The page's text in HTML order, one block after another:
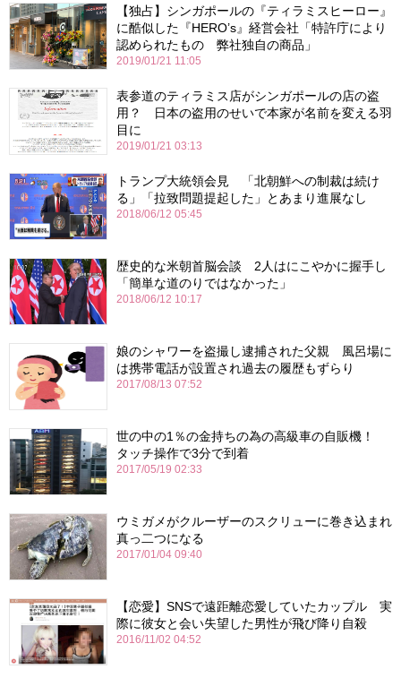
【独占】シンガポールの『ティラミスヒーロー』
に酷似した『HERO’s』経営会社「特許庁により
認められたもの 弊社独自の商品」
2019/01/21 11:05
表参道のティラミス店がシンガポールの店の盗
用？ 日本の盗用のせいで本家が名前を変える羽
目に
2019/01/21 03:13
トランプ大統領会見 「北朝鮮への制裁は続け
る」「拉致問題提起した」とあまり進展なし
2018/06/12 05:45
歴史的な米朝首脳会談 2人はにこやかに握手し
「簡単な道のりではなかった」
2018/06/12 10:17
娘のシャワーを盗撮し逮捕された父親 風呂場に
は携帯電話が設置され過去の履歴もずらり
2017/08/13 07:52
世の中の1％の金持ちの為の高級車の自販機！
タッチ操作で3分で到着
2017/05/19 02:33
ウミガメがクルーザーのスクリューに巻き込まれ
真っ二つになる
2017/01/04 09:40
【恋愛】SNSで遠距離恋愛していたカップル 実
際に彼女と会い失望した男性が飛び降り自殺
2016/11/02 04:52